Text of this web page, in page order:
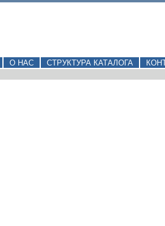
О НАС СТРУКТУРА КАТАЛОГА